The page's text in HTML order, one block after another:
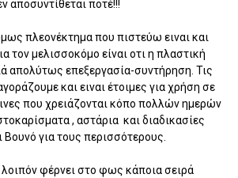
αποσυντίθεται ποτέ!!!
πλεονέκτημα που πιστεύω ειναι και
τον μελισσοκόμο είναι οτι η πλαστική
απολύτως επεξεργασία-συντήρηση. Τις
και ειναι έτοιμες για χρήση σε
που χρειάζονται κόπο πολλών ημερών
, αστάρια και διαδικασίες
για τους περισσότερους.
φέρνει στο φως κάποια σειρά